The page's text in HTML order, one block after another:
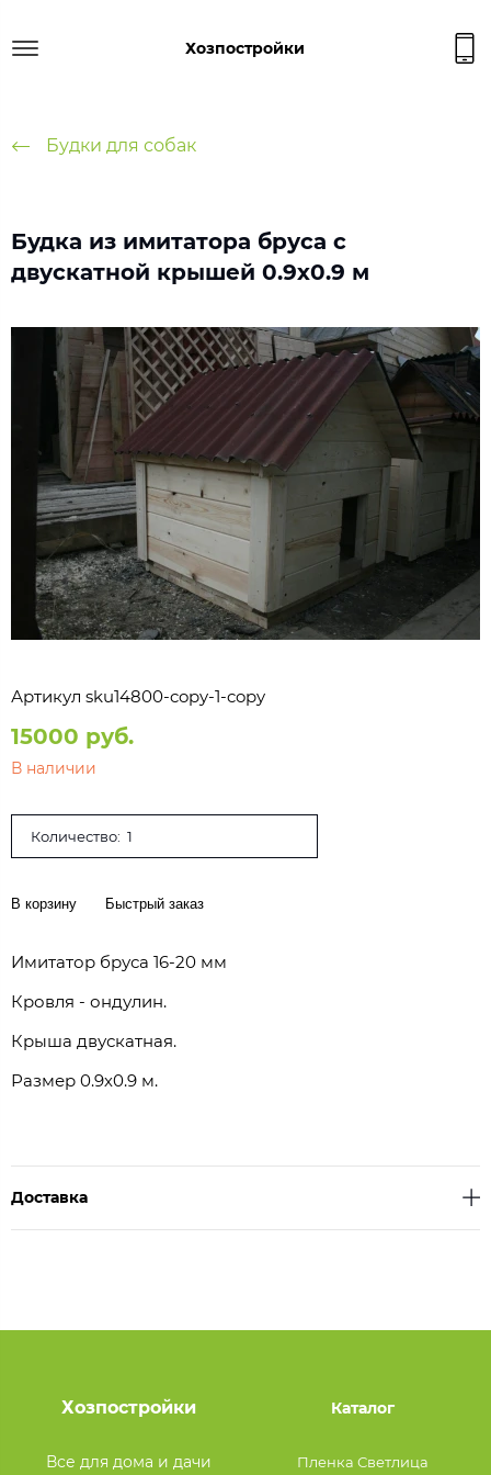
Хозпостройки
Будки для собак
Будка из имитатора бруса с
двускатной крышей 0.9х0.9 м
Артикул sku14800-copy-1-copy
15000 руб.
В наличии
Количество:
В корзину Быстрый заказ
Имитатор бруса 16-20 мм
Кровля - ондулин.
Крыша двускатная.
Размер 0.9х0.9 м.
Доставка
Хозпостройки
Все для дома и дачи
Каталог
Пленка Светлица